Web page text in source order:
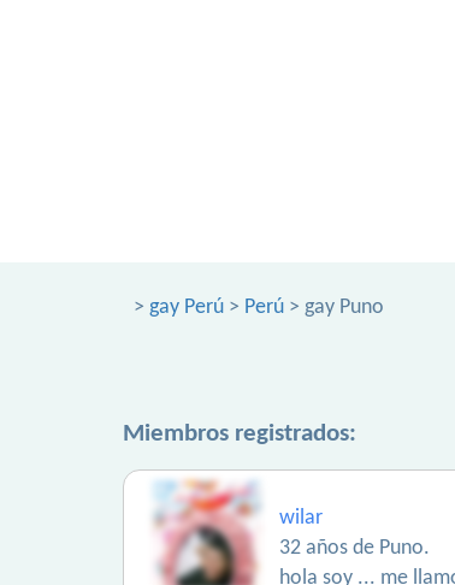
> gay Perú > Perú > gay Puno
Miembros registrados:
wilar
32 años de Puno.
hola soy ... me